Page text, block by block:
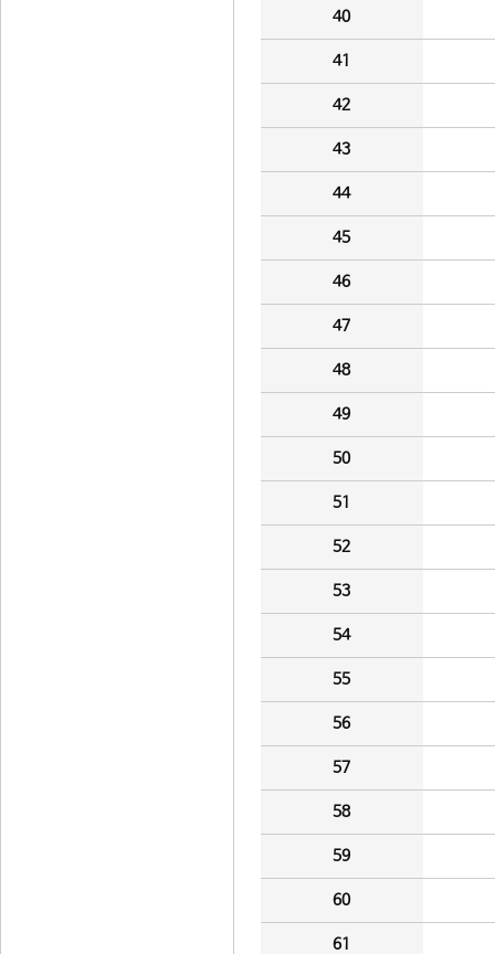
40
41
42
43
44
45
46
47
48
49
50
51
52
53
54
55
56
57
58
59
60
61